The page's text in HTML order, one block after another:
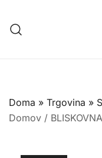
content
Doma » Trgovina »
Domov /